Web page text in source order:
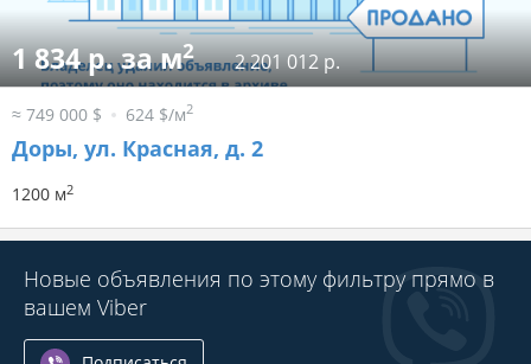
1 834 р. за м2 2 201 012 р.
≈ 749 000 $ 624 $/м2
Доры, ул. Красная, д. 2
1200 м2
Новые объявления по этому фильтру прямо в
вашем Viber